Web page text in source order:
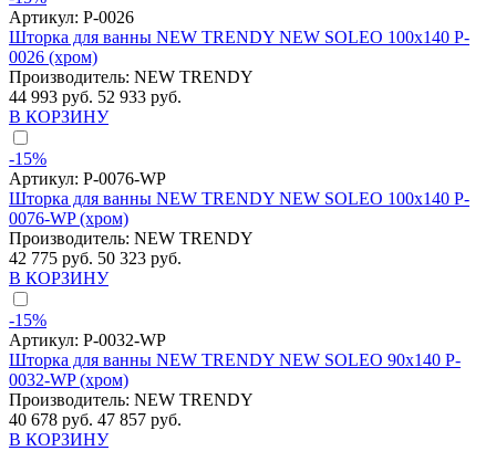
Артикул: P-0026
Шторка для ванны NEW TRENDY NEW SOLEO 100x140 P-
0026 (хром)
Производитель: NEW TRENDY
44 993 руб. 52 933 руб.
В КОРЗИНУ
-15%
Артикул: P-0076-WP
Шторка для ванны NEW TRENDY NEW SOLEO 100x140 P-
0076-WP (хром)
Производитель: NEW TRENDY
42 775 руб. 50 323 руб.
В КОРЗИНУ
-15%
Артикул: P-0032-WP
Шторка для ванны NEW TRENDY NEW SOLEO 90x140 P-
0032-WP (хром)
Производитель: NEW TRENDY
40 678 руб. 47 857 руб.
В КОРЗИНУ